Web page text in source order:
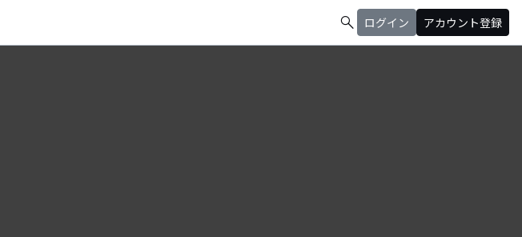
search ログイン アカウント登録